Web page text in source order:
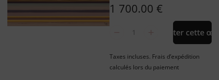
1 700.00 €
Acheter cette
Taxes incluses. Frais d’expédition
calculés lors du paiement